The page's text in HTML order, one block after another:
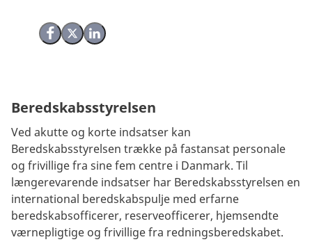
Del på Facebook
Del på X (Twitter)
Del på LinkedIn
Beredskabsstyrelsen
Ved akutte og korte indsatser kan
Beredskabsstyrelsen trække på fastansat personale
og frivillige fra sine fem centre i Danmark. Til
længerevarende indsatser har Beredskabsstyrelsen en
international beredskabspulje med erfarne
beredskabsofficerer, reserveofficerer, hjemsendte
værnepligtige og frivillige fra redningsberedskabet.